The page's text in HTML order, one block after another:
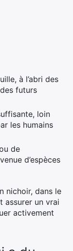
à l’abri des
futurs
loin
les humains
de
d’espèces
nichoir, dans le
assurer un vrai
activement